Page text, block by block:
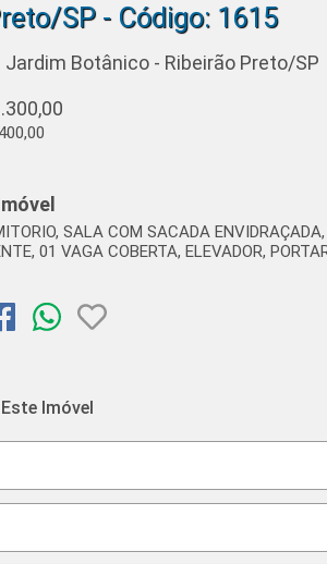
SP - Código: 1615
Botânico - Ribeirão Preto/SP
SALA COM SACADA
01 VAGA COBERTA, ELEVADOR,
Imóvel